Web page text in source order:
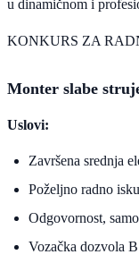
u dinamičnom i
KONKURS ZA
Monter slabe
Uslovi:
Završena srednja
Poželjno radno
Odgovornost,
Vozačka dozvola